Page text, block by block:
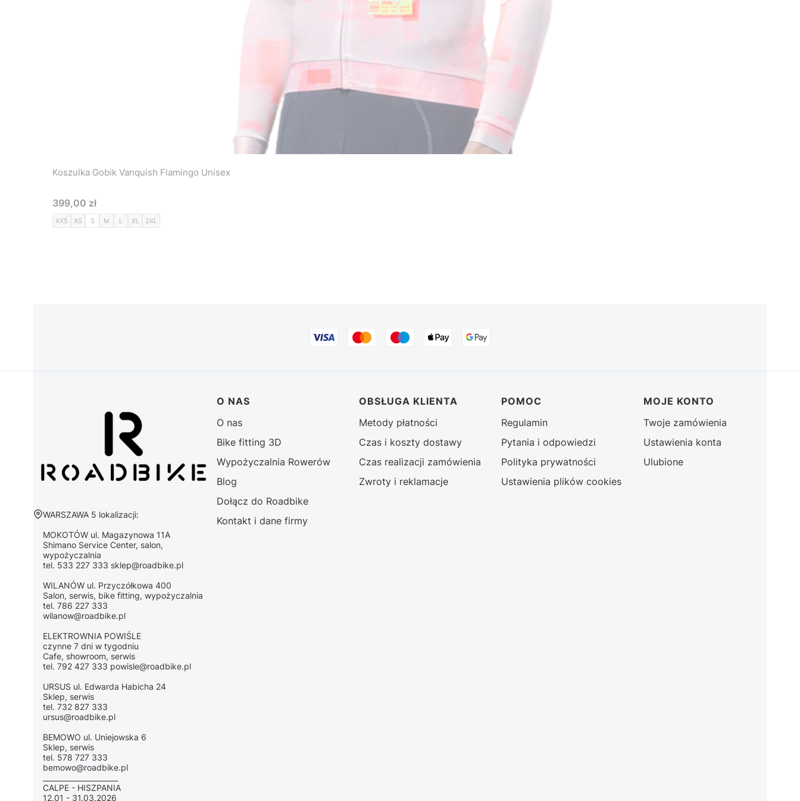
Koszulka Gobik Vanquish Flamingo Unisex
Cena
399,00 zł
XXS XS S M L XL 2XL
Adres:
WARSZAWA 5 lokalizacji:
MOKOTÓW ul. Magazynowa 11A
Shimano Service Center, salon,
wypożyczalnia
tel. 533 227 333 sklep@roadbike.pl
WILANÓW ul. Przyczółkowa 400
Salon, serwis, bike fitting, wypożyczalnia
tel. 786 227 333
wilanow@roadbike.pl
ELEKTROWNIA POWIŚLE
czynne 7 dni w tygodniu
Cafe, showroom, serwis
tel. 792 427 333 powisle@roadbike.pl
URSUS ul. Edwarda Habicha 24
Sklep, serwis
tel. 732 827 333
ursus@roadbike.pl
BEMOWO ul. Uniejowska 6
Sklep, serwis
tel. 578 727 333
bemowo@roadbike.pl
CALPE - HISZPANIA
12.01 - 31.03.2026
Linki w stopce
O NAS
O nas
Bike fitting 3D
Wypożyczalnia Rowerów
Blog
Dołącz do Roadbike
Kontakt i dane firmy
OBSŁUGA KLIENTA
Metody płatności
Czas i koszty dostawy
Czas realizacji zamówienia
Zwroty i reklamacje
POMOC
Regulamin
Pytania i odpowiedzi
Polityka prywatności
Ustawienia plików cookies
MOJE KONTO
Twoje zamówienia
Ustawienia konta
Ulubione